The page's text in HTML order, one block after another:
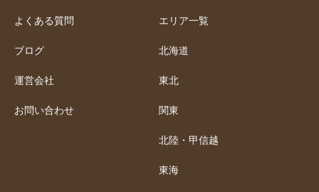
よくある質問
ブログ
運営会社
お問い合わせ
エリア一覧
北海道
東北
関東
北陸・甲信越
東海